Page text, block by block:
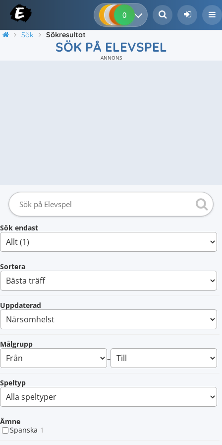
0 0 0
Sök Sökresultat
SÖK PÅ ELEVSPEL
ANNONS
Sök endast
Sortera
Uppdaterad
Målgrupp
–
Speltyp
Ämne
Spanska 1